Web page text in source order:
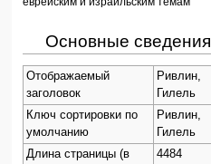
навигации
поиску
Основные сведения
Отображаемый
заголовок
Ривлин,
Гилель
Ключ сортировки по
умолчанию
Ривлин,
Гилель
Длина страницы (в
4484